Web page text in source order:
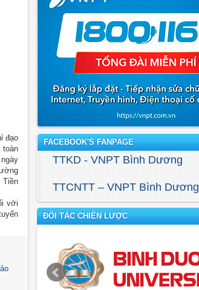
đạo
toàn
Tiền
với
FACEBOOK'S FANPAGE
TTKD - VNPT Bình Dương
TTCNTT – VNPT Bình Dương
ĐỐI TÁC CHIẾN LƯỢC